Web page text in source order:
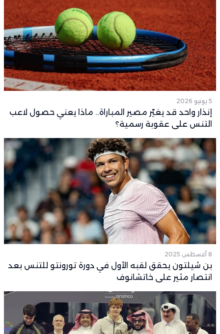
5 يونيو 2026
إنذار واحد قد يغيّر مصير المباراة.. ماذا يعني حصول لاعب
التنس على عقوبة رسمية؟
8 أغسطس 2025
بن شيلتون يحقق لقبه الأول في دورة تورونتو للتنس بعد
انتصار مثير على خاتشانوف